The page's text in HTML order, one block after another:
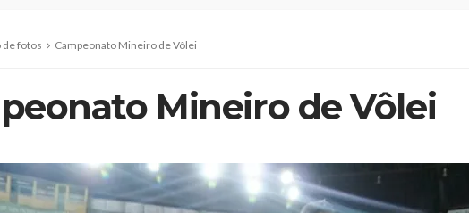
fotos Campeonato Mineiro de Vôlei
Mineiro de Vôlei